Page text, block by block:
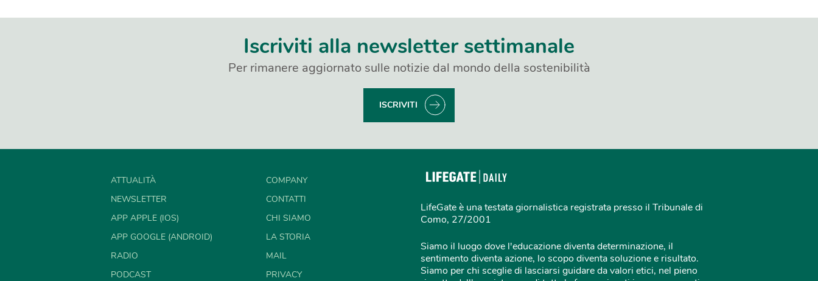
Iscriviti alla newsletter settimanale
Per rimanere aggiornato sulle notizie dal mondo della sostenibilità
ISCRIVITI
ATTUALITÀ
NEWSLETTER
APP APPLE (IOS)
APP GOOGLE (ANDROID)
RADIO
PODCAST
COMPANY
CONTATTI
CHI SIAMO
LA STORIA
MAIL
PRIVACY
LifeGate è una testata giornalistica registrata presso il Tribunale di
Como, 27/2001
Siamo il luogo dove l'educazione diventa determinazione, il
sentimento diventa azione, lo scopo diventa soluzione e risultato.
Siamo per chi sceglie di lasciarsi guidare da valori etici, nel pieno